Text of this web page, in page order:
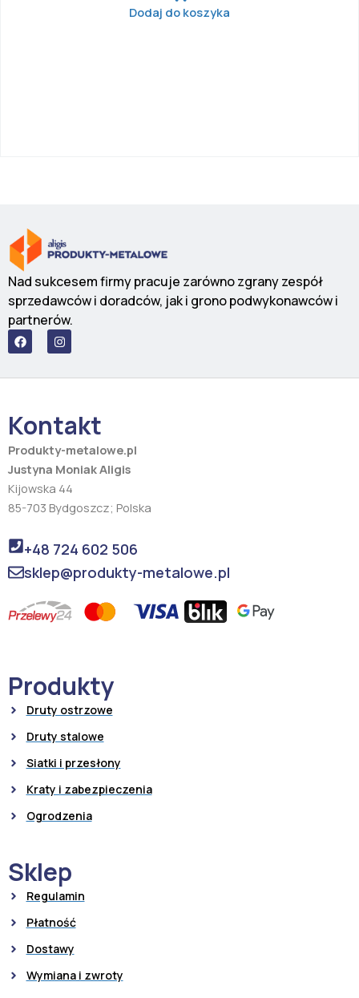
Dodaj do koszyka
Nad sukcesem firmy pracuje zarówno zgrany zespół
sprzedawców i doradców, jak i grono podwykonawców i
partnerów.
F
a
c
b
k
I
n
s
a
a
m
Kontakt
Produkty-metalowe.pl
Justyna Moniak Aligis
Kijowska 44
85-703 Bydgoszcz; Polska
+48 724 602 506
sklep@produkty-metalowe.pl
Produkty
Druty ostrzowe
Druty stalowe
Siatki i przesłony
Kraty i zabezpieczenia
Ogrodzenia
Sklep
Regulamin
Płatność
Dostawy
Wymiana i zwroty